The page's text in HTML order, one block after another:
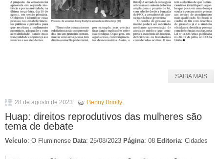
SAIBA MAIS
28 de agosto de 2023 Benny Briolly
Huap: direitos reprodutivos das mulheres são
tema de debate
Veículo: O Fluminense Data: 25/08/2023 Página: 08 Editoria: Cidades